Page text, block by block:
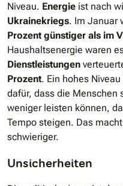
Niveau. Energie ist nach
Ukrainekriegs. Im Januar
Prozent günstiger als im
Haushaltsenergie waren
Dienstleistungen
Prozent. Ein hohes
dafür, dass die Menschen
weniger leisten können,
Tempo steigen. Das
schwieriger.
Unsicherheiten